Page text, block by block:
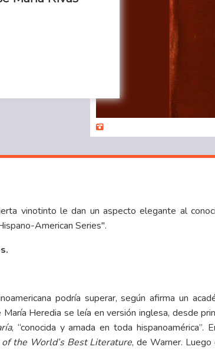
vinotinto le dan un aspecto elegante al
American Series".
podría superar, según afirma un
Heredia se leía en versión inglesa, desde
, “conocida y amada en toda
the World’s Best Literature, de Warner. Luego